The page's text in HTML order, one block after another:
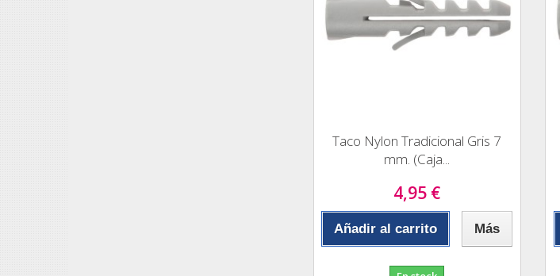
Taco Nylon Tradicional Gris 7
mm. (Caja...
4,95 €
Añadir al carrito Más